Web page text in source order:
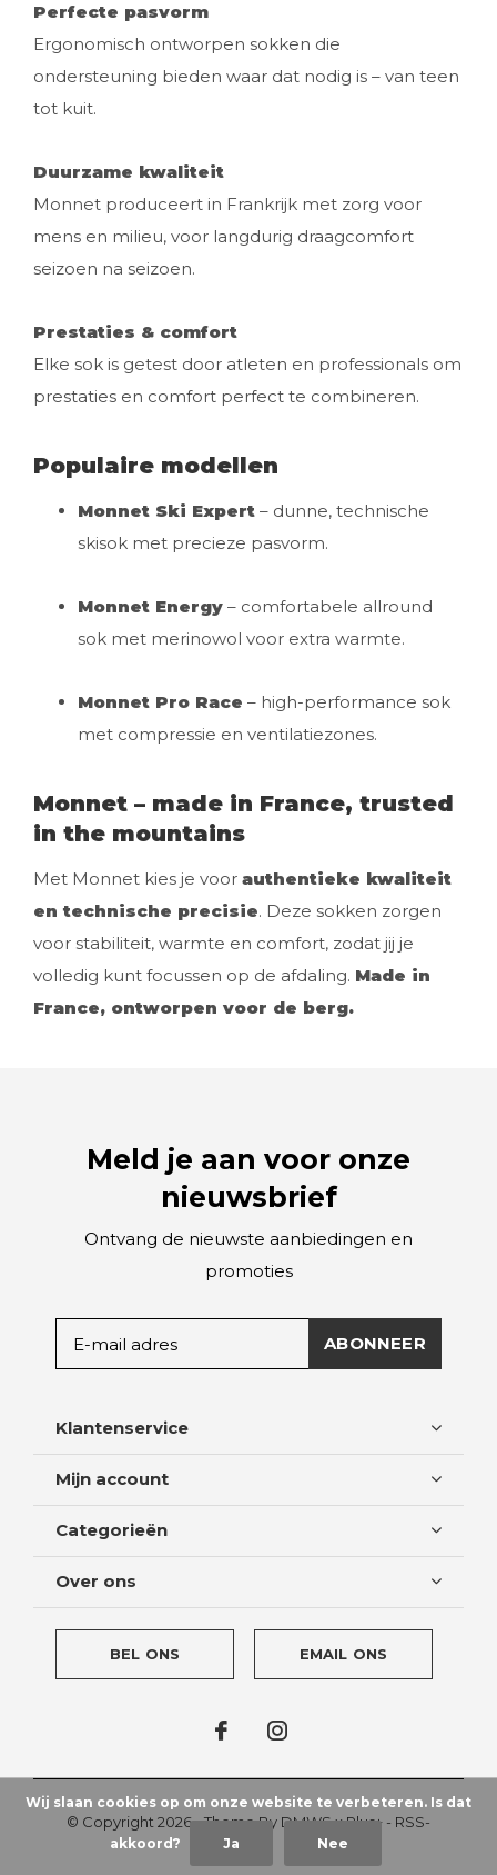
Perfecte pasvorm
Ergonomisch ontworpen sokken die
ondersteuning bieden waar dat nodig is – van teen
tot kuit.
Duurzame kwaliteit
Monnet produceert in Frankrijk met zorg voor
mens en milieu, voor langdurig draagcomfort
seizoen na seizoen.
Prestaties & comfort
Elke sok is getest door atleten en professionals om
prestaties en comfort perfect te combineren.
Populaire modellen
Monnet Ski Expert – dunne, technische
skisok met precieze pasvorm.
Monnet Energy – comfortabele allround
sok met merinowol voor extra warmte.
Monnet Pro Race – high-performance sok
met compressie en ventilatiezones.
Monnet – made in France, trusted
in the mountains
Met Monnet kies je voor authentieke kwaliteit
en technische precisie. Deze sokken zorgen
voor stabiliteit, warmte en comfort, zodat jij je
volledig kunt focussen op de afdaling. Made in
France, ontworpen voor de berg.
Meld je aan voor onze
nieuwsbrief
Ontvang de nieuwste aanbiedingen en
promoties
ABONNEER
Klantenservice
Mijn account
Categorieën
Over ons
BEL ONS EMAIL ONS
© Copyright 2026- Theme By DMWSxPlus+ - RSS-
feed
Wij slaan cookies op om onze website te verbeteren. Is dat
akkoord? Ja Nee